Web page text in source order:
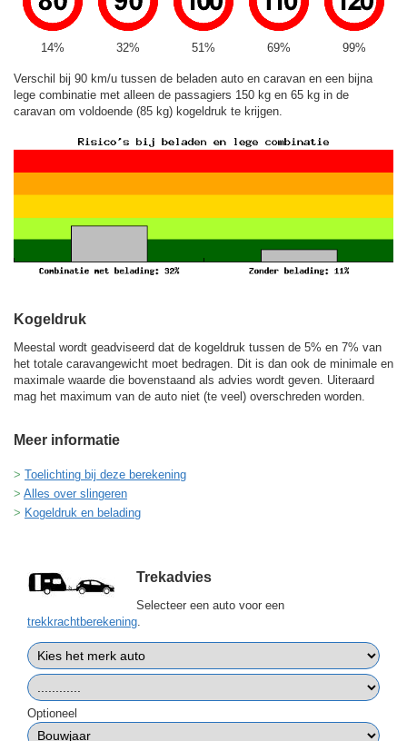
14% 32% 51% 69% 99%
Verschil bij 90 km/u tussen de beladen auto en caravan en een bijna
lege combinatie met alleen de passagiers 150 kg en 65 kg in de
caravan om voldoende (85 kg) kogeldruk te krijgen.
Kogeldruk
Meestal wordt geadviseerd dat de kogeldruk tussen de 5% en 7% van
het totale caravangewicht moet bedragen. Dit is dan ook de minimale en
maximale waarde die bovenstaand als advies wordt geven. Uiteraard
mag het maximum van de auto niet (te veel) overschreden worden.
Meer informatie
Toelichting bij deze berekening
Alles over slingeren
Kogeldruk en belading
Trekadvies
Selecteer een auto voor een
trekkrachtberekening
Optioneel